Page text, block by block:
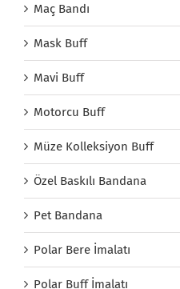
Maç Bandı
Mask Buff
Mavi Buff
Motorcu Buff
Müze Kolleksiyon Buff
Özel Baskılı Bandana
Pet Bandana
Polar Bere İmalatı
Polar Buff İmalatı